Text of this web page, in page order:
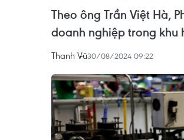
Theo ông Trần Việt Hà,
doanh nghiệp trong khu
Thanh Vũ30/08/2024 09:22